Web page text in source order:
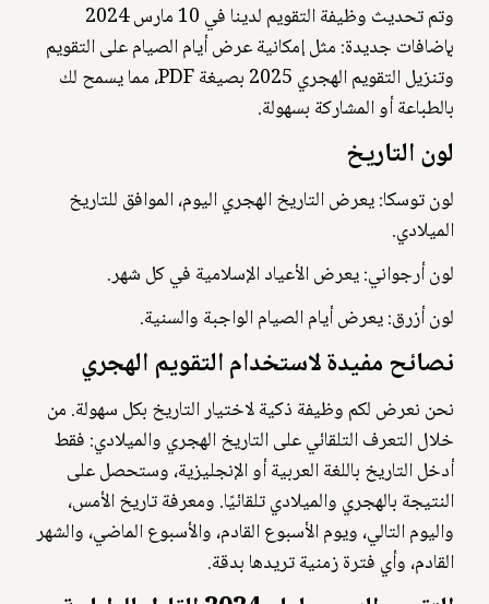
وتم تحديث وظيفة التقويم لدينا في 10 مارس 2024
بإضافات جديدة: مثل إمكانية عرض أيام الصيام على التقويم
وتنزيل التقويم الهجري 2025 بصيغة PDF، مما يسمح لك
بالطباعة أو المشاركة بسهولة.
لون التاريخ
لون توسكا: يعرض التاريخ الهجري اليوم، الموافق للتاريخ
الميلادي.
لون أرجواني: يعرض الأعياد الإسلامية في كل شهر.
لون أزرق: يعرض أيام الصيام الواجبة والسنية.
نصائح مفيدة لاستخدام التقويم الهجري
نحن نعرض لكم وظيفة ذكية لاختيار التاريخ بكل سهولة. من
خلال التعرف التلقائي على التاريخ الهجري والميلادي: فقط
أدخل التاريخ باللغة العربية أو الإنجليزية، وستحصل على
النتيجة بالهجري والميلادي تلقائيًا. ومعرفة تاريخ الأمس،
واليوم التالي، ويوم الأسبوع القادم، والأسبوع الماضي، والشهر
القادم، وأي فترة زمنية تريدها بدقة.